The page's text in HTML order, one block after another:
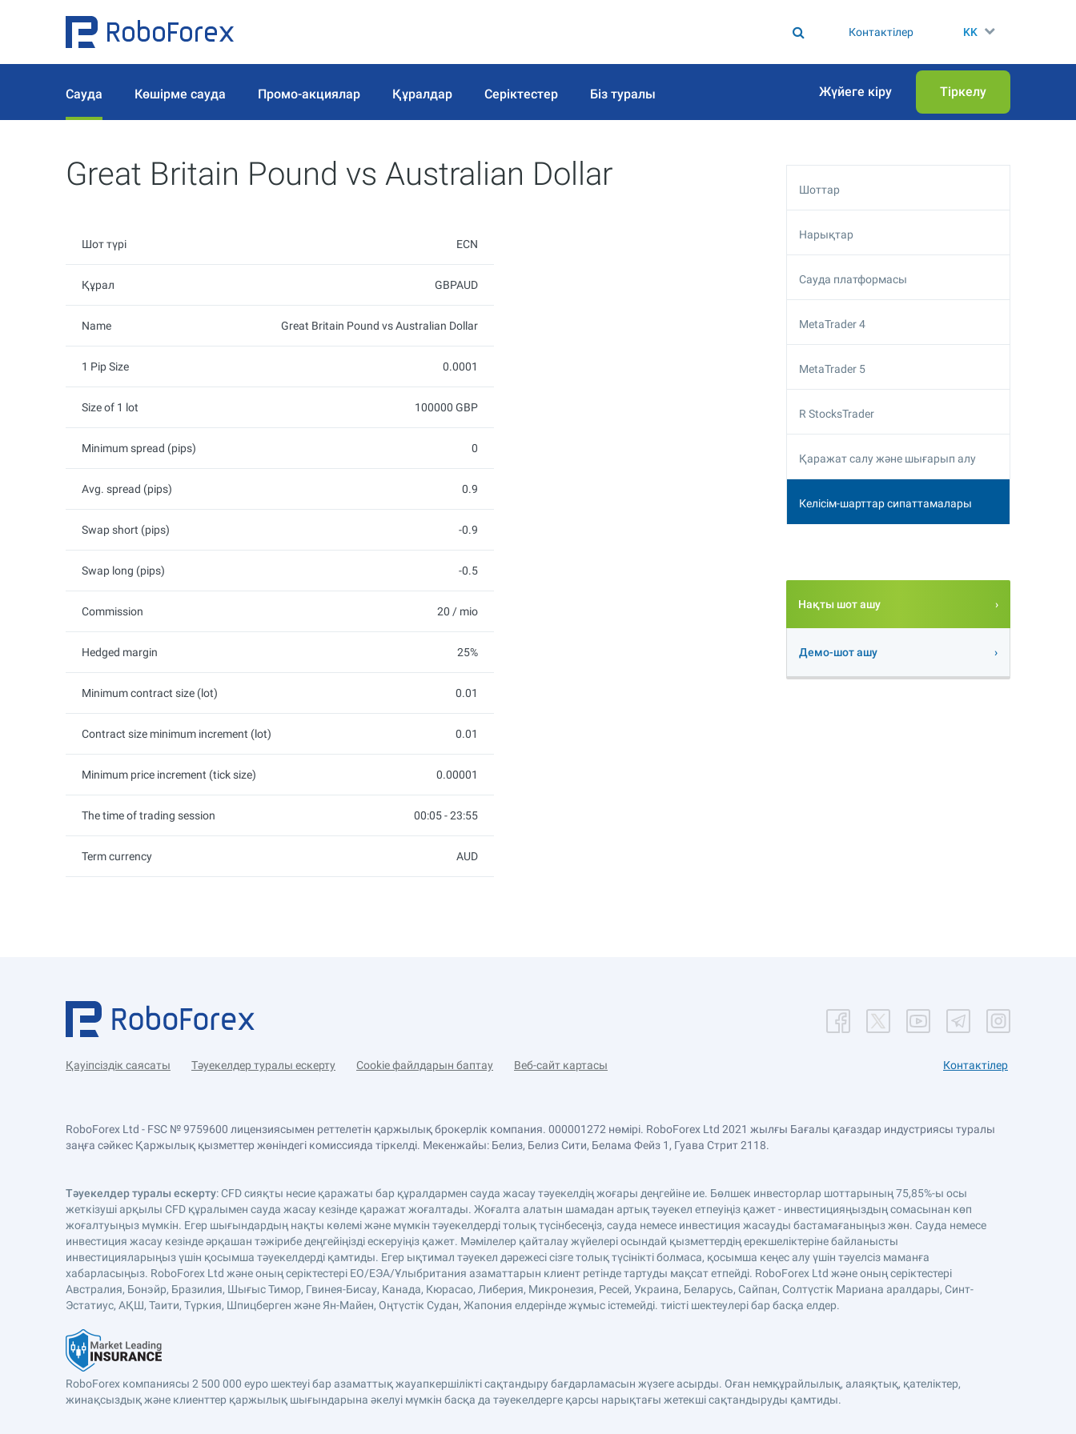
Контактілер KK
Сауда Көшірме сауда Промо-акциялар Құралдар Серіктестер Біз туралы Жүйеге кіру Тіркелу
Great Britain Pound vs Australian Dollar
Шот түрі ECN
Құрал GBPAUD
Name Great Britain Pound vs Australian Dollar
1 Pip Size 0.0001
Size of 1 lot 100000 GBP
Minimum spread (pips) 0
Avg. spread (pips) 0.9
Swap short (pips) -0.9
Swap long (pips) -0.5
Commission 20 / mio
Hedged margin 25%
Minimum contract size (lot) 0.01
Contract size minimum increment (lot) 0.01
Minimum price increment (tick size) 0.00001
The time of trading session 00:05 - 23:55
Term currency AUD
Шоттар
Нарықтар
Сауда платформасы
MetaTrader 4
MetaTrader 5
R StocksTrader
Қаражат салу және шығарып алу
Келісім-шарттар сипаттамалары
Нақты шот ашу
Демо-шот ашу
Қауіпсіздік саясаты Тәуекелдер туралы ескерту Cookie файлдарын баптау Веб-сайт картасы Контактілер
RoboForex Ltd - FSC № 9759600 лицензиясымен реттелетін қаржылық брокерлік компания. 000001272 нөмірі. RoboForex Ltd 2021 жылғы Бағалы қағаздар индустриясы туралы
заңға сәйкес Қаржылық қызметтер жөніндегі комиссияда тіркелді. Мекенжайы: Белиз, Белиз Сити, Белама Фейз 1, Гуава Стрит 2118.
Тәуекелдер туралы ескерту: CFD сияқты несие қаражаты бар құралдармен сауда жасау тәуекелдің жоғары деңгейіне ие. Бөлшек инвесторлар шоттарының 75,85%-ы осы
жеткізуші арқылы CFD құралымен сауда жасау кезінде қаражат жоғалтады. Жоғалта алатын шамадан артық тәуекел етпеуіңіз қажет - инвестицияңыздың сомасынан көп
жоғалтуыңыз мүмкін. Егер шығындардың нақты көлемі және мүмкін тәуекелдерді толық түсінбесеңіз, сауда немесе инвестиция жасауды бастамағаныңыз жөн. Сауда немесе
инвестиция жасау кезінде әрқашан тәжірибе деңгейіңізді ескеруіңіз қажет. Мәмілелер қайталау жүйелері осындай қызметтердің ерекшеліктеріне байланысты
инвестицияларыңыз үшін қосымша тәуекелдерді қамтиды. Егер ықтимал тәуекел дәрежесі сізге толық түсінікті болмаса, қосымша кеңес алу үшін тәуелсіз маманға
хабарласыңыз. RoboForex Ltd және оның серіктестері ЕО/ЕЭА/Ұлыбритания азаматтарын клиент ретінде тартуды мақсат етпейді. RoboForex Ltd және оның серіктестері
Австралия, Бонэйр, Бразилия, Шығыс Тимор, Гвинея-Бисау, Канада, Кюрасао, Либерия, Микронезия, Ресей, Украина, Беларусь, Сайпан, Солтүстік Мариана аралдары, Синт-
Эстатиус, АҚШ, Таити, Түркия, Шпицберген және Ян-Майен, Оңтүстік Судан, Жапония елдерінде жұмыс істемейді. тиісті шектеулері бар басқа елдер.
RoboForex компаниясы 2 500 000 еуро шектеуі бар азаматтық жауапкершілікті сақтандыру бағдарламасын жүзеге асырды. Оған немқұрайлылық, алаяқтық, қателіктер,
жинақсыздық және клиенттер қаржылық шығындарына әкелуі мүмкін басқа да тәуекелдерге қарсы нарықтағы жетекші сақтандыруды қамтиды.